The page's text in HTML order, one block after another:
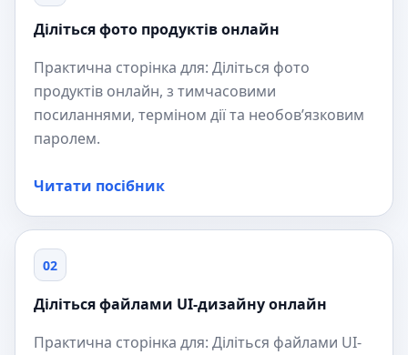
Діліться фото продуктів онлайн
Практична сторінка для: Діліться фото
продуктів онлайн, з тимчасовими
посиланнями, терміном дії та необов’язковим
паролем.
Читати посібник
02
Діліться файлами UI-дизайну онлайн
Практична сторінка для: Діліться файлами UI-